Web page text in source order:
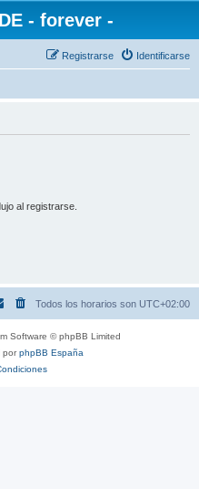
- forever -
Identificarse
Registrarse
al registrarse.
Todos los horarios son UTC+02:00
Software © phpBB Limited
porphpBB España